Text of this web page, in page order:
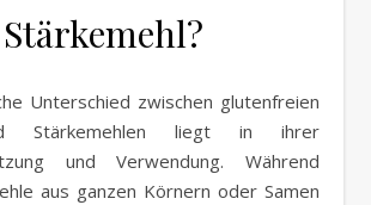
Stärkemehl?
Unterschied zwischen glutenfreien
Stärkemehlen liegt in ihrer
und Verwendung. Während
aus ganzen Körnern oder Samen